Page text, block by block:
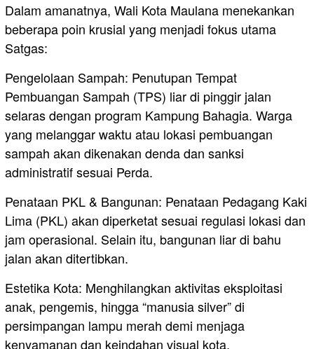
Dalam amanatnya, Wali Kota Maulana menekankan
beberapa poin krusial yang menjadi fokus utama
Satgas:
Pengelolaan Sampah: Penutupan Tempat
Pembuangan Sampah (TPS) liar di pinggir jalan
selaras dengan program Kampung Bahagia. Warga
yang melanggar waktu atau lokasi pembuangan
sampah akan dikenakan denda dan sanksi
administratif sesuai Perda.
Penataan PKL & Bangunan: Penataan Pedagang Kaki
Lima (PKL) akan diperketat sesuai regulasi lokasi dan
jam operasional. Selain itu, bangunan liar di bahu
jalan akan ditertibkan.
Estetika Kota: Menghilangkan aktivitas eksploitasi
anak, pengemis, hingga “manusia silver” di
persimpangan lampu merah demi menjaga
kenyamanan dan keindahan visual kota.